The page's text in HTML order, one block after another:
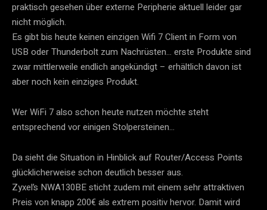
praktisch gesehen über externe Peripherie aktuell leider gar
nicht möglich.
Es gibt bis heute keinen einzigen Wifi 7 Client in Form von
USB oder Thunderbolt zum Nachrüsten… erste Produkte sind
zwar mittlerweile endlich angekündigt – erhältlich davon ist
aber noch kein einziges Produkt.
Wer WiFi 7 also schon heute nutzen möchte steht
entsprechend vor einigen Stolpersteinen…
Da sieht die Situation in Hinblick auf Router/Access Points
glücklicherweise schon deutlich besser aus.
Zyxel’s NWA130BE sticht zudem mit einem sehr attraktiven
Preis von knapp 200€ als extrem positiv hervor. Damit wird